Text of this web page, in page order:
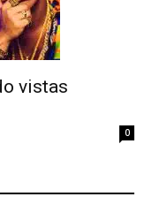
vistas
0